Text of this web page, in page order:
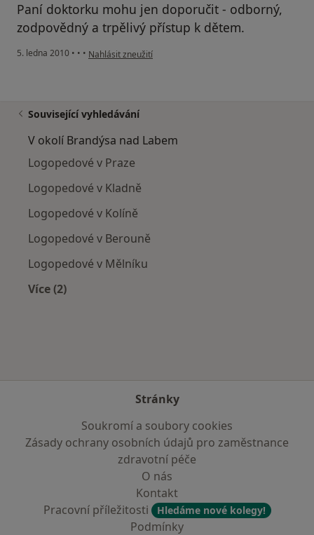
Paní doktorku mohu jen doporučit - odborný,
zodpovědný a trpělivý přístup k dětem.
5. ledna 2010 • • • podle názoru uživatele Pacient
Nahlásit zneužití
Související vyhledávání
V okolí Brandýsa nad Labem
Logopedové v Praze
Logopedové v Kladně
Logopedové v Kolíně
Logopedové v Berouně
Logopedové v Mělníku
Více (2)
Stránky
Soukromí a soubory cookies
Zásady ochrany osobních údajů pro zaměstnance
zdravotní péče
O nás
Kontakt
Pracovní příležitosti
Hledáme nové kolegy!
Podmínky